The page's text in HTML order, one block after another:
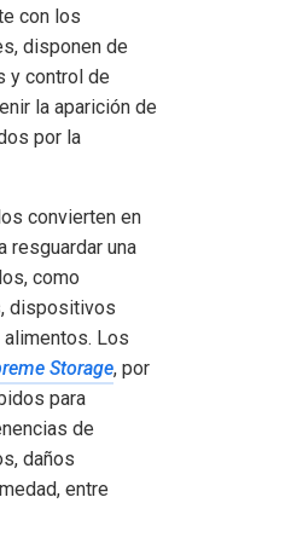
con los
disponen de
y control de
la aparición de
por la
convierten en
resguardar una
como
dispositivos
Los
Storage, por
para
de
daños
entre